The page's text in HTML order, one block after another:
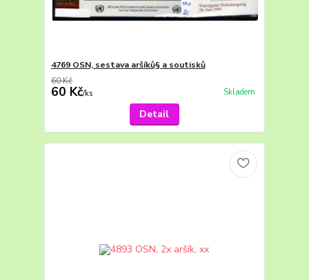
4769 OSN, sestava aršíků§ a soutisků
60 Kč
60 Kč/ks Skladem
Detail